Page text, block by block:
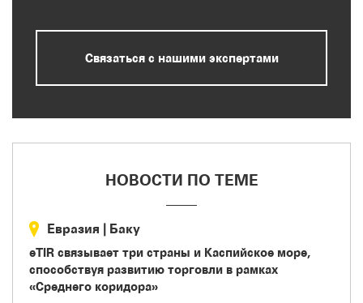
Связаться с нашими экспертами
НОВОСТИ ПО ТЕМЕ
Евразия | Баку
eTIR связывает три страны и Каспийское море,
способствуя развитию торговли в рамках
«Среднего коридора»